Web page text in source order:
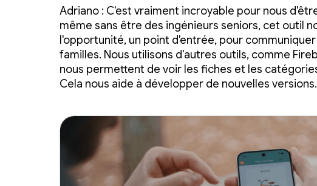
Adriano : C'est vraiment incroyable pour nous
même sans être des ingénieurs seniors, cet outil
l'opportunité, un point d'entrée, pour
familles. Nous utilisons d'autres outils, comme
nous permettent de voir les fiches et les
Cela nous aide à développer de nouvelles versions.